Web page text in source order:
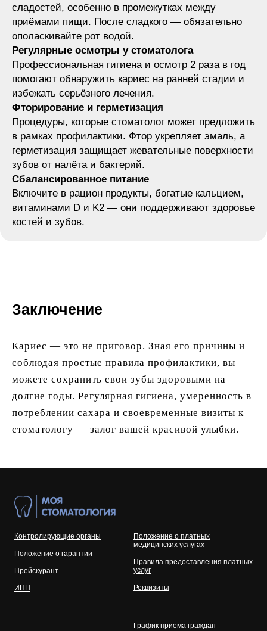
сладостей, особенно в промежутках между
приёмами пищи. После сладкого — обязательно
ополаскивайте рот водой.
Регулярные осмотры у стоматолога
Профессиональная гигиена и осмотр 2 раза в год
помогают обнаружить кариес на ранней стадии и
избежать серьёзного лечения.
Фторирование и герметизация
Процедуры, которые стоматолог может предложить
в рамках профилактики. Фтор укрепляет эмаль, а
герметизация защищает жевательные поверхности
зубов от налёта и бактерий.
Сбалансированное питание
Включите в рацион продукты, богатые кальцием,
витаминами D и K2 — они поддерживают здоровье
костей и зубов.
Заключение
Кариес — это не приговор. Зная его причины и
соблюдая простые правила профилактики, вы
можете сохранить свои зубы здоровыми на
долгие годы. Регулярная гигиена, умеренность в
потреблении сахара и своевременные визиты к
стоматологу — залог вашей красивой улыбки.
Контролирующие органы
Положение о гарантии
Прейскурант
ИНН
Положение о платных
медицинских услугах
Правила предоставления платных
услуг
Реквизиты
График приема граждан